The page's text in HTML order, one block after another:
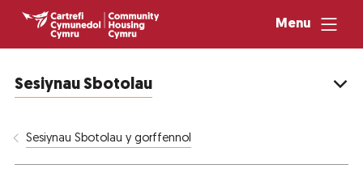
Menu
Sesiynau Sbotolau
Sesiynau Sbotolau y gorffennol